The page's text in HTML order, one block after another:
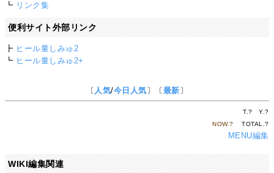
┗ リンク集
便利サイト外部リンク
┣ ヒール量しみゅ2
┗ ヒール量しみゅ2+
〔 人気/今日人気〕〔最新〕
T.? Y.?
NOW.? TOTAL.?
MENU編集
WIKI編集関連